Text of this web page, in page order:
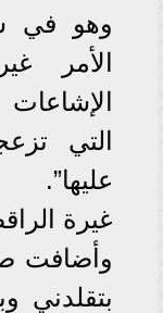
وهو في
الأمر
التي
عليها”.
غيرة
وأضافت
بتقلدني